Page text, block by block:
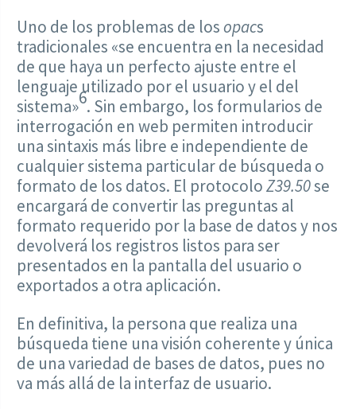
Uno de los problemas de losopacs
tradicionales «se encuentra en la necesidad
de que haya un perfecto ajuste entre el
lenguaje utilizado por el usuario y el del
sistema»6. Sin embargo, los formularios de
interrogación en web permiten introducir
una sintaxis más libre e independiente de
cualquier sistema particular de búsqueda o
formato de los datos. El protocoloZ39.50se
encargará de convertir las preguntas al
formato requerido por la base de datos y nos
devolverá los registros listos para ser
presentados en la pantalla del usuario o
exportados a otra aplicación.
En definitiva, la persona que realiza una
búsqueda tiene una visión coherente y única
de una variedad de bases de datos, pues no
va más allá de la interfaz de usuario.